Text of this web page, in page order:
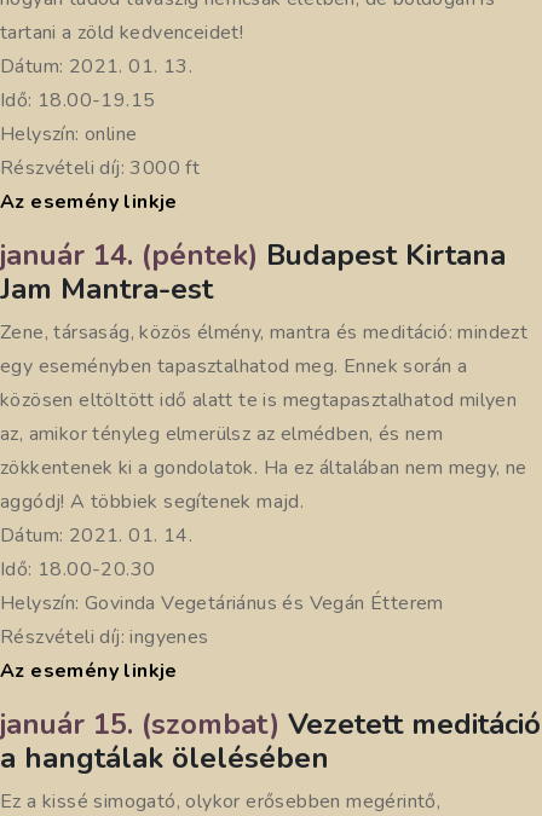
tartani a zöld kedvenceidet!
Dátum: 2021. 01. 13.
Idő: 18.00-19.15
Helyszín: online
Részvételi díj: 3000 ft
Az esemény linkje
január 14. (péntek) Budapest Kirtana
Jam Mantra-est
Zene, társaság, közös élmény, mantra és meditáció: mindezt
egy eseményben tapasztalhatod meg. Ennek során a
közösen eltöltött idő alatt te is megtapasztalhatod milyen
az, amikor tényleg elmerülsz az elmédben, és nem
zökkentenek ki a gondolatok. Ha ez általában nem megy, ne
aggódj! A többiek segítenek majd.
Dátum: 2021. 01. 14.
Idő: 18.00-20.30
Helyszín: Govinda Vegetáriánus és Vegán Étterem
Részvételi díj: ingyenes
Az esemény linkje
január 15. (szombat) Vezetett meditáció
a hangtálak ölelésében
Ez a kissé simogató, olykor erősebben megérintő,